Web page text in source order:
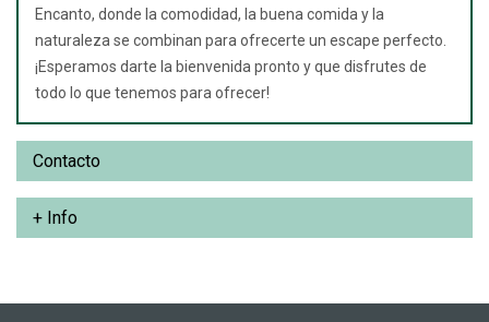
Encanto, donde la comodidad, la buena comida y la
naturaleza se combinan para ofrecerte un escape perfecto.
¡Esperamos darte la bienvenida pronto y que disfrutes de
todo lo que tenemos para ofrecer!
Contacto
+ Info